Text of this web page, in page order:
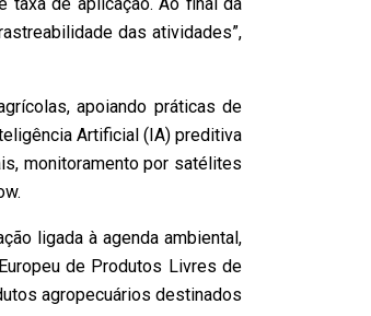
das atividades”,
apoiando práticas de
Artificial (IA) preditiva
monitoramento por satélites
ligada à agenda ambiental,
de Produtos Livres de
agropecuários destinados